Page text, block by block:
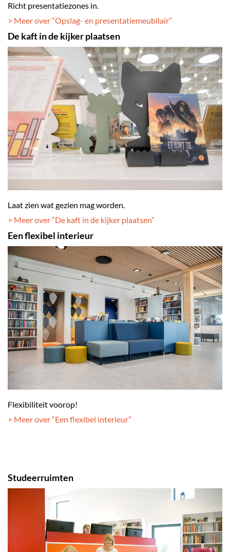
Richt presentatiezones in.
> Meer over “Opslag- en presentatiemeubilair”
De kaft in de kijker plaatsen
Laat zien wat gezien mag worden.
> Meer over “De kaft in de kijker plaatsen”
Een flexibel interieur
Flexibiliteit voorop!
> Meer over “Een flexibel interieur”
Studeerruimten